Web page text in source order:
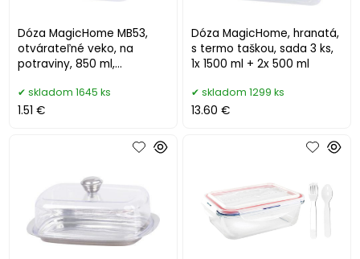
Dóza MagicHome MB53,
otvárateľné veko, na
potraviny, 850 ml,
skladom 1645 ks
1.51 €
Dóza MagicHome, hranatá,
s termo taškou, sada 3 ks,
1x 1500 ml + 2x 500 ml
skladom 1299 ks
13.60 €